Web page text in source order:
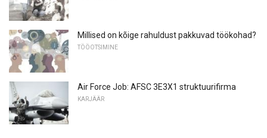
Millised on kõige rahuldust pakkuvad töökohad?
TÖÖOTSIMINE
Air Force Job: AFSC 3E3X1 struktuurifirma
KARJÄÄR